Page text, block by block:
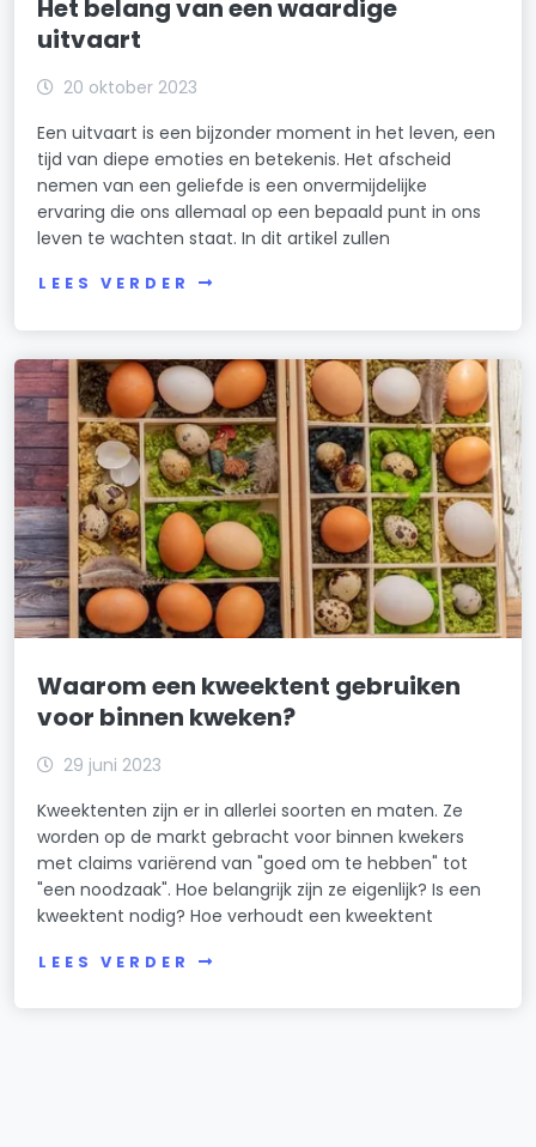
Het belang van een waardige
uitvaart
20 oktober 2023
Een uitvaart is een bijzonder moment in het leven, een
tijd van diepe emoties en betekenis. Het afscheid
nemen van een geliefde is een onvermijdelijke
ervaring die ons allemaal op een bepaald punt in ons
leven te wachten staat. In dit artikel zullen
LEES VERDER
Waarom een kweektent gebruiken
voor binnen kweken?
29 juni 2023
Kweektenten zijn er in allerlei soorten en maten. Ze
worden op de markt gebracht voor binnen kwekers
met claims variërend van "goed om te hebben" tot
"een noodzaak". Hoe belangrijk zijn ze eigenlijk? Is een
kweektent nodig? Hoe verhoudt een kweektent
LEES VERDER